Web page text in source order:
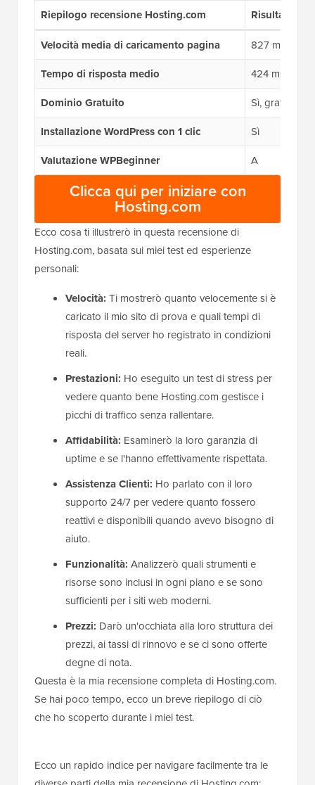
Riepilogo recensione Hosting.com
Risultato
Velocità media di caricamento pagina
827 ms
Tempo di risposta medio
424 ms
Dominio Gratuito
Sì, gratuito
Installazione WordPress con 1 clic
Sì
Valutazione WPBeginner
A
Clicca qui per iniziare con
Hosting.com
Ecco cosa ti illustrerò in questa recensione di
Hosting.com, basata sui miei test ed esperienze
personali:
Velocità: Ti mostrerò quanto velocemente si è
caricato il mio sito di prova e quali tempi di
risposta del server ho registrato in condizioni
reali.
Prestazioni: Ho eseguito un test di stress per
vedere quanto bene Hosting.com gestisce i
picchi di traffico senza rallentare.
Affidabilità: Esaminerò la loro garanzia di
uptime e se l'hanno effettivamente rispettata.
Assistenza Clienti: Ho parlato con il loro
supporto 24/7 per vedere quanto fossero
reattivi e disponibili quando avevo bisogno di
aiuto.
Funzionalità: Analizzerò quali strumenti e
risorse sono inclusi in ogni piano e se sono
sufficienti per i siti web moderni.
Prezzi: Darò un'occhiata alla loro struttura dei
prezzi, ai tassi di rinnovo e se ci sono offerte
degne di nota.
Questa è la mia recensione completa di Hosting.com.
Se hai poco tempo, ecco un breve riepilogo di ciò
che ho scoperto durante i miei test.
Ecco un rapido indice per navigare facilmente tra le